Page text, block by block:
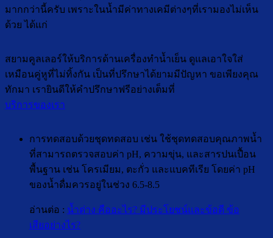
มากกว่านี้ครับ เพราะในน้ำมีค่าทางเคมีต่างๆที่เรามองไม่เห็น
ด้วย ได้แก่
สยามคูลเลอร์ให้บริการด้านเครื่องทำน้ำเย็น ดูแลเอาใจใส่
เหมือนคู่หูที่ไม่ทิ้งกัน เป็นที่ปรึกษาได้ยามมีปัญหา ขอเพียงคุณ
ทักมา เรายินดีให้คำปรึกษาฟรีอย่างเต็มที่
บริการของเรา
การทดสอบด้วยชุดทดสอบ เช่น ใช้ชุดทดสอบคุณภาพน้ำ
ที่สามารถตรวจสอบค่า pH, ความขุ่น, และสารปนเปื้อน
พื้นฐาน เช่น โครเมียม, ตะกั่ว และแบคทีเรีย โดยค่า pH
ของน้ำดื่มควรอยู่ในช่วง 6.5-8.5
อ่านต่อ : น้ำด่าง คืออะไร? มีประโยชน์และข้อดี ข้อ
เสียอย่างไร?